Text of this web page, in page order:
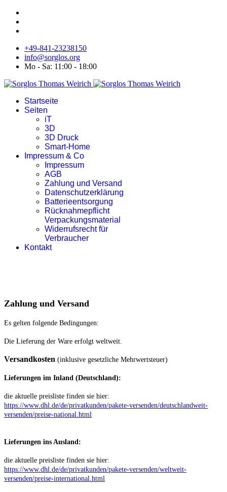
+49-841-23238150
info@sorglos.org
Mo - Sa: 11:00 - 18:00
Startseite
Seiten
iT
3D
3D Druck
Smart-Home
Impressum & Co
Impressum
AGB
Zahlung und Versand
Datenschutzerklärung
Batterieentsorgung
Rücknahmepflicht
Verpackungsmaterial
Widerrufsrecht für
Verbraucher
Kontakt
Zahlung und Versand
Es gelten folgende Bedingungen:
Die Lieferung der Ware erfolgt weltweit.
Versandkosten (inklusive gesetzliche Mehrwertsteuer)
Lieferungen im Inland (Deutschland):
die aktuelle preisliste finden sie hier:
https://www.dhl.de/de/privatkunden/pakete-versenden/deutschlandweit-
versenden/preise-national.html
Lieferungen ins Ausland:
die aktuelle preisliste finden sie hier:
https://www.dhl.de/de/privatkunden/pakete-versenden/weltweit-
versenden/preise-international.html